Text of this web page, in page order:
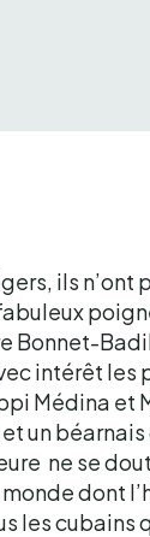
ils
Bonnet-
intérêt
Médina et
un
ne se
dont
les